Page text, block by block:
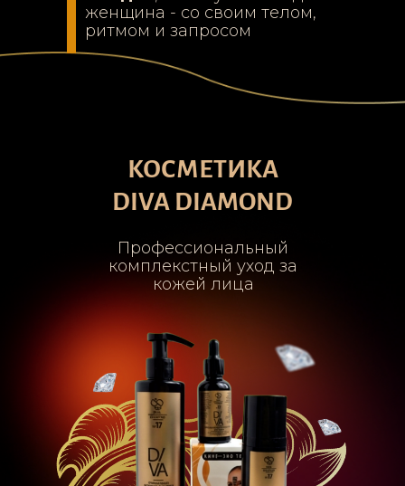
женщина - со своим телом,
ритмом и запросом
КОСМЕТИКА
DIVA DIAMOND
Профессиональный
комплекстный уход за
кожей лица